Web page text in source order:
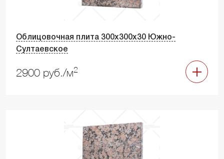
Облицовочная плита 300х300х30 Южно-
Султаевское
2900 руб./м2